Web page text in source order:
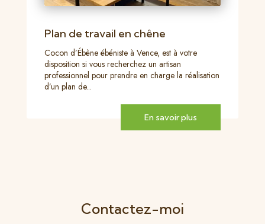
Plan de travail en chêne
Cocon d’Ébène ébéniste à Vence, est à votre
disposition si vous recherchez un artisan
professionnel pour prendre en charge la réalisation
d’un plan de...
En savoir plus
Contactez-moi